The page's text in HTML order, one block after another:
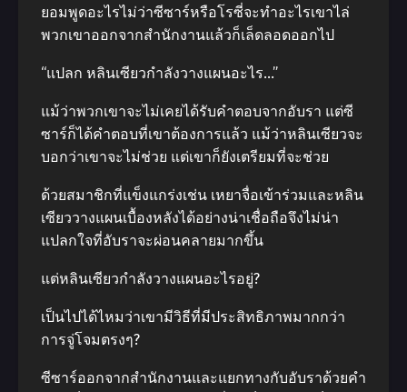
ยอมพูดอะไรไม่ว่าซีซาร์หรือโรซี่จะทําอะไรเขาไล่
พวกเขาออกจากสํานักงานแล้วก็เล็ดลอดออกไป
“แปลก หลินเซียวกําลังวางแผนอะไร…”
แม้ว่าพวกเขาจะไม่เคยได้รับคําตอบจากอับรา แต่ซี
ซาร์ก็ได้คําตอบที่เขาต้องการแล้ว แม้ว่าหลินเซียวจะ
บอกว่าเขาจะไม่ช่วย แต่เขาก็ยังเตรียมที่จะช่วย
ด้วยสมาชิกที่แข็งแกร่งเช่น เหยาจื่อเข้าร่วมและหลิน
เซียววางแผนเบื้องหลังได้อย่างน่าเชื่อถือจึงไม่น่า
แปลกใจที่อับราจะผ่อนคลายมากขึ้น
แต่หลินเซียวกําลังวางแผนอะไรอยู่?
เป็นไปได้ไหมว่าเขามีวิธีที่มีประสิทธิภาพมากกว่า
การจู่โจมตรงๆ?
ซีซาร์ออกจากสํานักงานและแยกทางกับอับราด้วยคํา